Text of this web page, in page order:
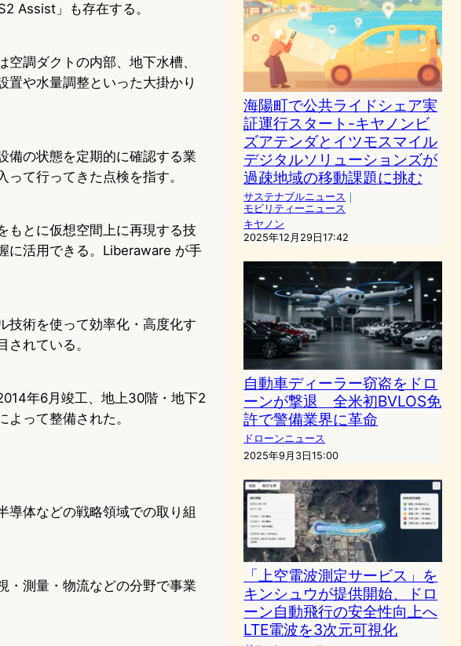
Assist」も存在する。
調ダクトの内部、地下水槽、
置や水量調整といった大掛かり
備の状態を定期的に確認する業
て行ってきた点検を指す。
もとに仮想空間上に再現する技
に活用できる。Liberaware が手
技術を使って効率化・高度化す
れている。
年6月竣工、地上30階・地下2
って整備された。
導体などの戦略領域での取り組
・測量・物流などの分野で事業
海陽町で公共ライドシェア実
証運行スタート-キヤノンビ
ズアテンダとイツモスマイル
デジタルソリューションズが
過疎地域の移動課題に挑む
サステナブルニュース ｜
モビリティーニュース
キヤノン
2025年12月29日17:42
自動車ディーラー窃盗をドロ
ーンが撃退 全米初BVLOS免
許で警備業界に革命
ドローンニュース
2025年9月3日15:00
「上空電波測定サービス」を
キンシュウが提供開始、ドロ
ーン自動飛行の安全性向上へ
LTE電波を3次元可視化